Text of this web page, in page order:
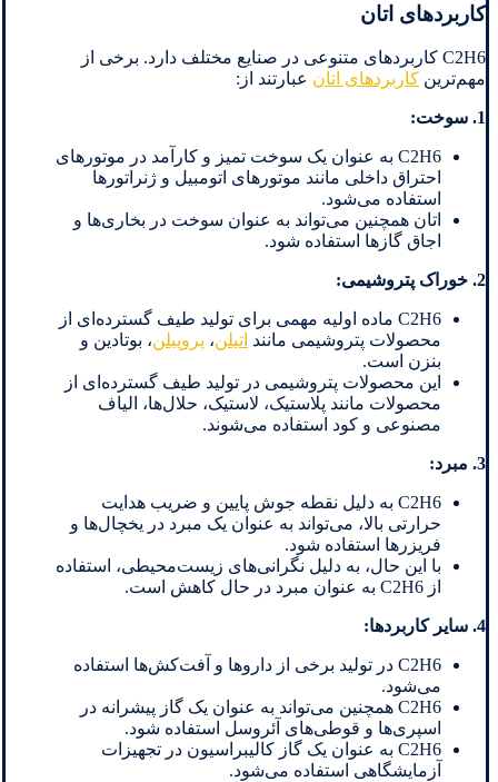
کاربردهای اتان
C2H6 کاربردهای متنوعی در صنایع مختلف دارد. برخی از
مهم‌ترین کاربردهای اتان عبارتند از:
1. سوخت:
C2H6 به عنوان یک سوخت تمیز و کارآمد در موتورهای
احتراق داخلی مانند موتورهای اتومبیل و ژنراتورها
استفاده می‌شود.
اتان همچنین می‌تواند به عنوان سوخت در بخاری‌ها و
اجاق گازها استفاده شود.
2. خوراک پتروشیمی:
C2H6 ماده اولیه مهمی برای تولید طیف گسترده‌ای از
محصولات پتروشیمی مانند اتیلن، پروپیلن، بوتادین و
بنزن است.
این محصولات پتروشیمی در تولید طیف گسترده‌ای از
محصولات مانند پلاستیک، لاستیک، حلال‌ها، الیاف
مصنوعی و کود استفاده می‌شوند.
3. مبرد:
C2H6 به دلیل نقطه جوش پایین و ضریب هدایت
حرارتی بالا، می‌تواند به عنوان یک مبرد در یخچال‌ها و
فریزرها استفاده شود.
با این حال، به دلیل نگرانی‌های زیست‌محیطی، استفاده
از C2H6 به عنوان مبرد در حال کاهش است.
4. سایر کاربردها:
C2H6 در تولید برخی از داروها و آفت‌کش‌ها استفاده
می‌شود.
C2H6 همچنین می‌تواند به عنوان یک گاز پیشرانه در
اسپری‌ها و قوطی‌های آئروسل استفاده شود.
C2H6 به عنوان یک گاز کالیبراسیون در تجهیزات
آزمایشگاهی استفاده می‌شود.